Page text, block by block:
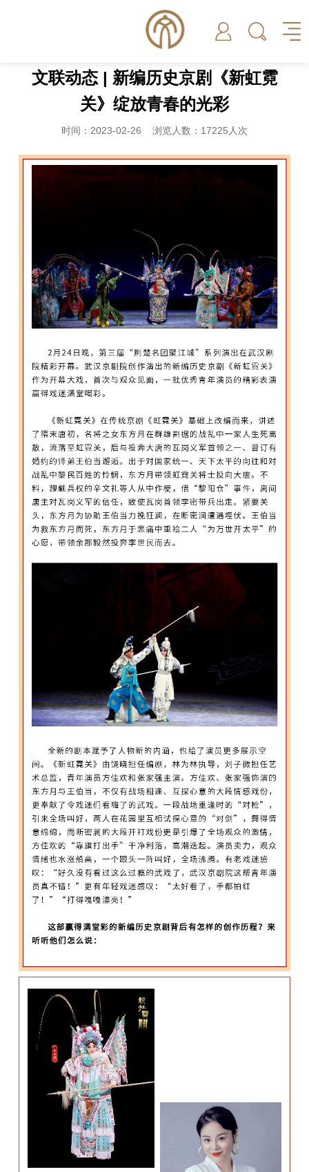
文联动态 | 新编历史京剧《新虹霓
关》绽放青春的光彩
时间：2023-02-26 浏览人数：17225人次